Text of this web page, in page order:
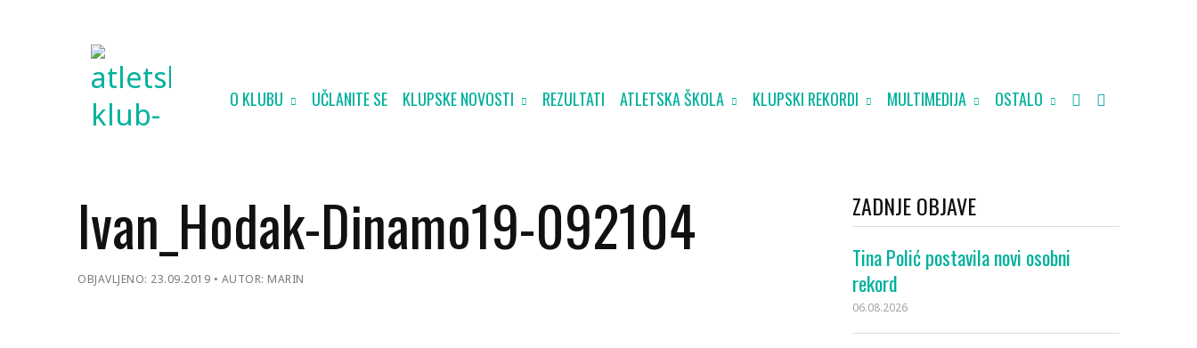
O KLUBU UČLANITE SE KLUPSKE NOVOSTI REZULTATI ATLETSKA ŠKOLA KLUPSKI REKORDI MULTIMEDIJA OSTALO
Ivan_Hodak-Dinamo19-092104
OBJAVLJENO: 23.09.2019 AUTOR: MARIN
ZADNJE OBJAVE
Tina Polić postavila novi osobni
rekord
06.08.2026